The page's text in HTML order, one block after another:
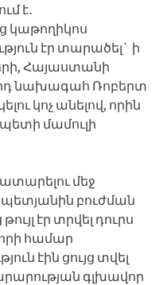
է․
կաթողիկոս
էր տարածել` ի
Հայաստանի
նախագահ Ռոբերտ
կոչ անելով, որին
մամուլի
մեջ
բուժման
էր տրվել դուրս
որի համար
էին ցույց տվել
գլխավոր